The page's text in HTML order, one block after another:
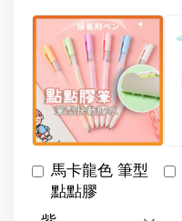
馬卡龍色 筆型
點點膠